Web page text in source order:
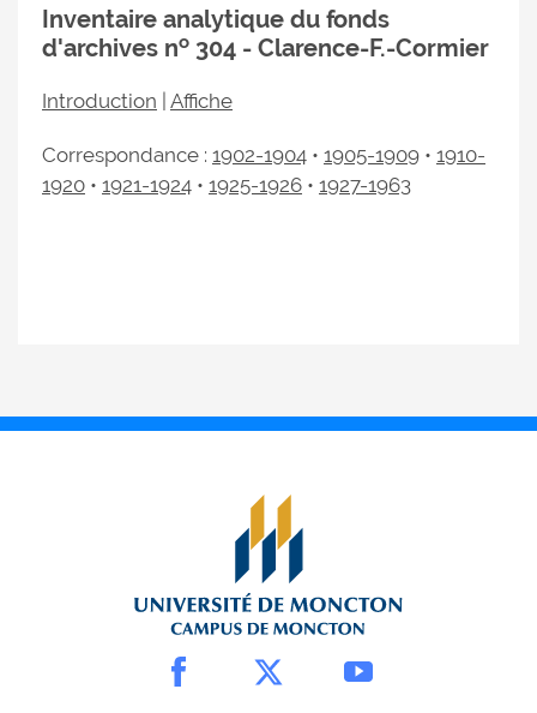
Inventaire analytique du fonds
d'archives no 304 - Clarence-F.-Cormier
Introduction Affiche
Correspondance : 1902-1904 • 1905-1909 • 1910-
1920 • 1921-1924 • 1925-1926 • 1927-1963